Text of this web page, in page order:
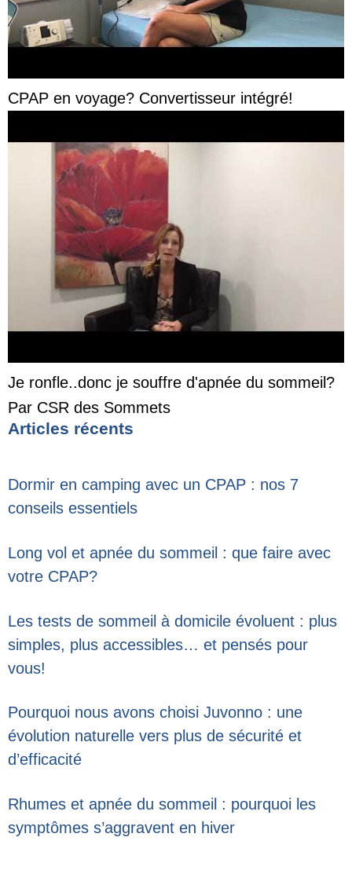
CPAP en voyage? Convertisseur intégré!
Je ronfle..donc je souffre d'apnée du sommeil?
Par CSR des Sommets
Articles récents
Dormir en camping avec un CPAP : nos 7
conseils essentiels
Long vol et apnée du sommeil : que faire avec
votre CPAP?
Les tests de sommeil à domicile évoluent : plus
simples, plus accessibles… et pensés pour
vous!
Pourquoi nous avons choisi Juvonno : une
évolution naturelle vers plus de sécurité et
d’efficacité
Rhumes et apnée du sommeil : pourquoi les
symptômes s’aggravent en hiver